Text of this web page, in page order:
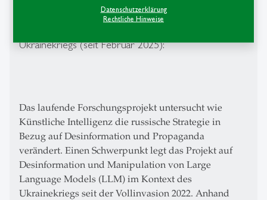
Datenschutzerklärung
Rechtliche Hinweise
Künstliche Intelligenz im Dienst der Desinformation:
Ukrainekriegs (seit Februar 2025):
Das laufende Forschungsprojekt untersucht wie
Künstliche Intelligenz die russische Strategie in
Bezug auf Desinformation und Propaganda
verändert. Einen Schwerpunkt legt das Projekt auf
Desinformation und Manipulation von Large
Language Models (LLM) im Kontext des
Ukrainekriegs seit der Vollinvasion 2022. Anhand